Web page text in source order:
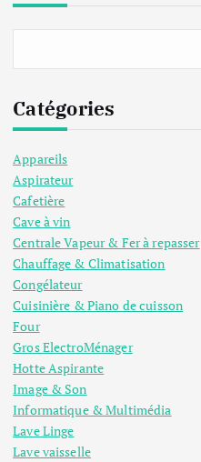
Catégories
Appareils
Aspirateur
Cafetière
Cave à vin
Centrale Vapeur & Fer à repasser
Chauffage & Climatisation
Congélateur
Cuisinière & Piano de cuisson
Four
Gros ElectroMénager
Hotte Aspirante
Image & Son
Informatique & Multimédia
Lave Linge
Lave vaisselle